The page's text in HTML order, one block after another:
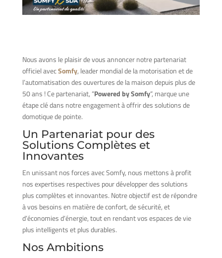
Nous avons le plaisir de vous annoncer notre partenariat
officiel avecSomfy, leader mondial de la motorisation et de
l’automatisation des ouvertures de la maison depuis plus de
50 ans ! Ce partenariat, “Powered by Somfy“, marque une
étape clé dans notre engagement à offrir des solutions de
domotique de pointe.
Un Partenariat pour des
Solutions Complètes et
Innovantes
En unissant nos forces avec Somfy, nous mettons à profit
nos expertises respectives pour développer des solutions
plus complètes et innovantes. Notre objectif est de répondre
à vos besoins en matière de confort, de sécurité, et
d’économies d’énergie, tout en rendant vos espaces de vie
plus intelligents et plus durables.
Nos Ambitions